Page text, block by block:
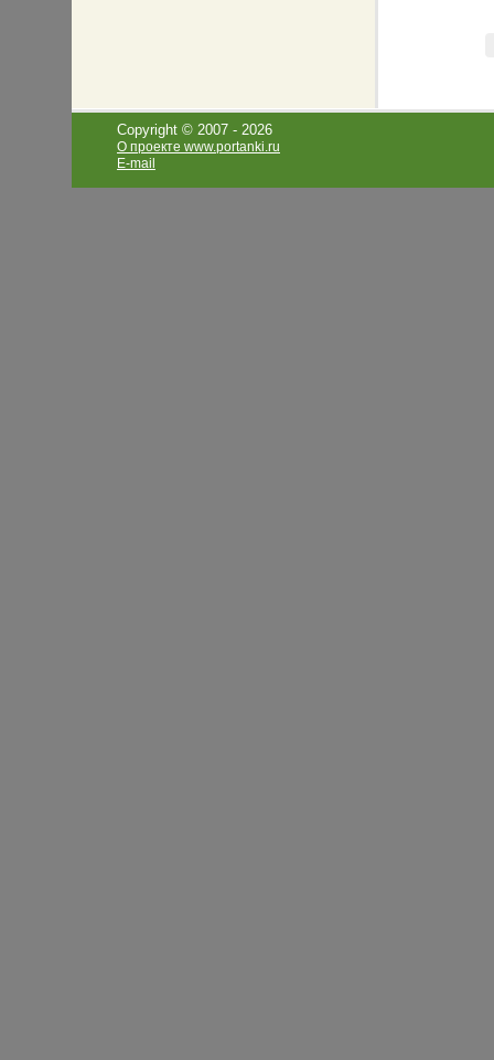
Copyright © 2007 - 2026
О проекте www.portanki.ru
E-mail